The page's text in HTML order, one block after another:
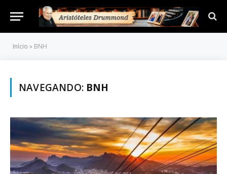
Início » BNH
NAVEGANDO: BNH